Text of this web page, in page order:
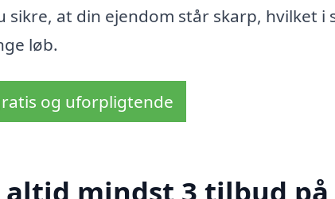
sikre, at din ejendom står skarp, hvilket i
løb.
og uforpligtende
mindst 3 tilbud på